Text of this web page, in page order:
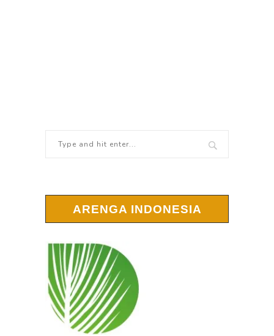
ARENGA INDONESIA